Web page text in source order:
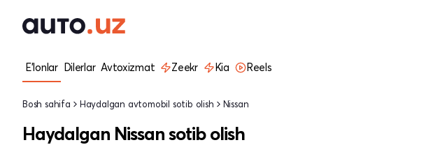
E'lonlar Dilerlar Avtoxizmat Zeekr Kia Reels
Bosh sahifa Haydalgan avtomobil sotib olish Nissan
Haydalgan Nissan sotib olish